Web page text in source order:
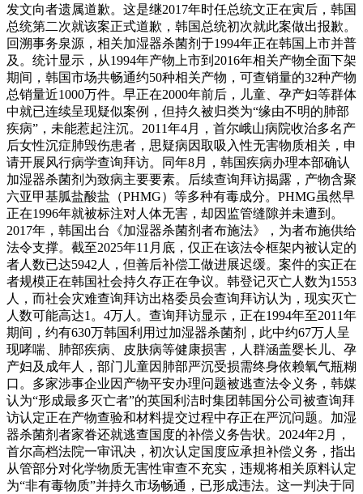
发文向者遗属道歉。这是继2017年时任总统文正在寅后，韩国
总统第二次就该案正式道歉，韩国总统初次就此案做出报歉。
回溯事务泉源，相关加湿器杀菌剂于1994年正在韩国上市并普
及。统计显示，从1994年产物上市到2016年相关产物全面下架
期间，韩国市场共畅通约50种相关产物，可查销量的32种产物
总销量近1000万件。早正在2000年前后，儿童、孕产妇等群体
中就已连续呈现疑似案例，但持久被归类为“缘由不明的肺部
疾病”，未能惹起注沉。2011年4月，首尔峨山病院收治多名产
后女性沉症肺毁伤患者，思疑病因取吸入性无害物质相关，申
请开展风行病学查询拜访。同年8月，韩国疾病办理本部确认
加湿器杀菌剂为致病主要要素。后续查询拜访揭露，产物含聚
六亚甲基胍盐酸盐（PHMG）等多种有毒成分。PHMG虽然早
正在1996年就被标注对人体无害，却因监管缝隙并未遭到。
2017年，韩国出台《加湿器杀菌剂者布施法》，为者布施供给
法令支撑。截至2025年11月底，仅正在该法令框架内被认定的
者人数已达5942人，但善后补偿工做进展迟缓。案件的实正在
者规模正在韩国社会持久存正在争议。韩登记灭亡人数为1553
人，而社会灾难查询拜访出格委员会查询拜访认为，现实灭亡
人数可能高达1。4万人。查询拜访显示，正在1994年至2011年
期间，约有630万韩国利用过加湿器杀菌剂，此中约67万人呈
现哮喘、肺部疾病、皮肤病等健康损害，人群涵盖婴长儿、孕
产妇及成年人，部门儿童因肺部严沉受损需终身依赖氧气瓶糊
口。多家涉事企业因产物平安办理问题被逃查法令义务，韩媒
认为“形成最多灭亡者”的英国利洁时集团韩国分公司被查询拜
访认定正在产物查验和材料提交过程中存正在严沉问题。加湿
器杀菌剂者家眷还就逃查国度的补偿义务告状。2024年2月，
首尔高档法院一审讯决，初次认定国度应承担补偿义务，指出
从管部分对化学物质无害性审查不充实，违规将相关原料认定
为“非有毒物质”并持久市场畅通，已形成违法。这一判决于同